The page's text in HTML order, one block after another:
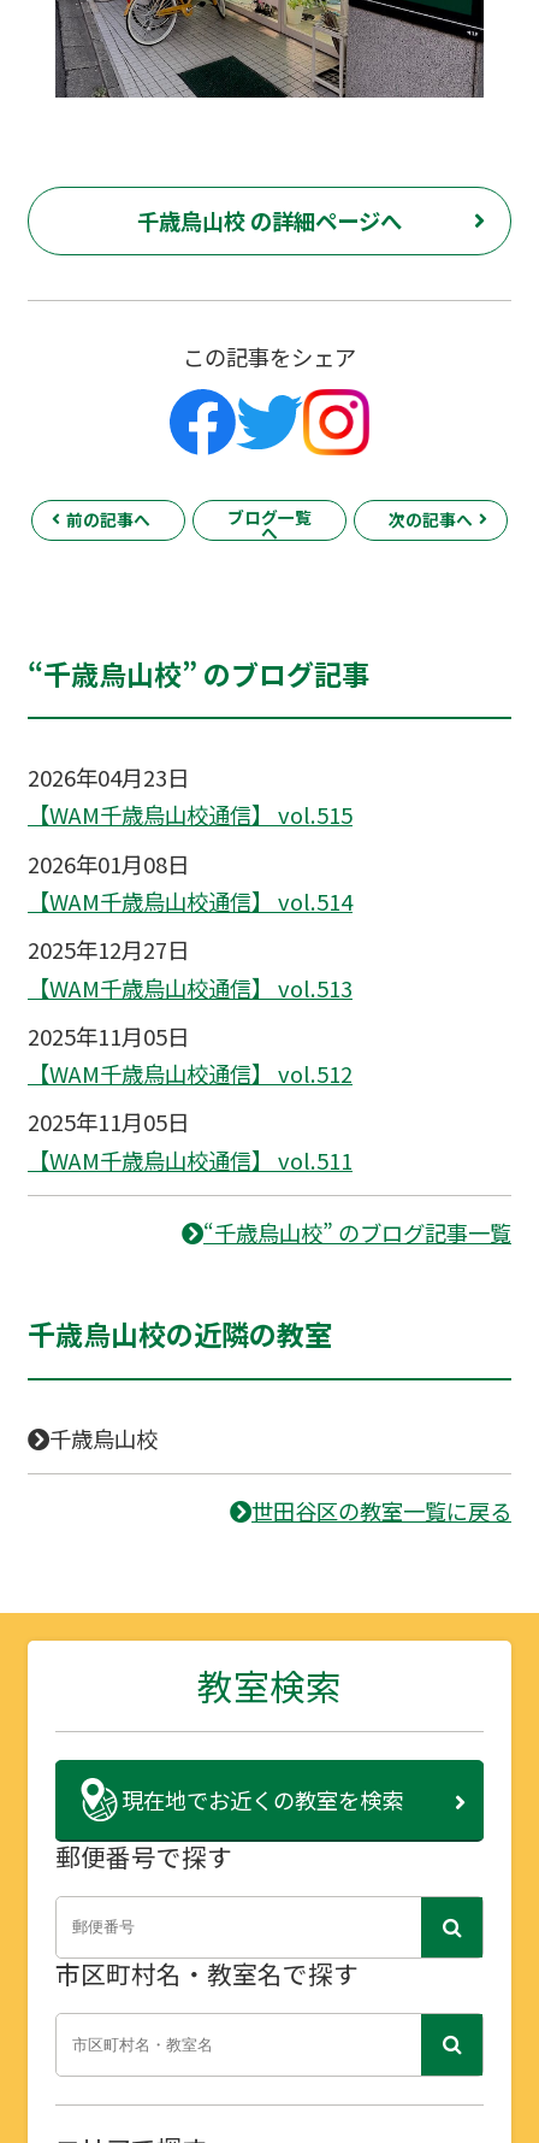
千歳烏山校 の詳細ページへ
この記事をシェア
前の記事へ ブログ一覧
へ
次の記事へ
“千歳烏山校” のブログ記事
2026年04月23日
【WAM千歳烏山校通信】 vol.515
2026年01月08日
【WAM千歳烏山校通信】 vol.514
2025年12月27日
【WAM千歳烏山校通信】 vol.513
2025年11月05日
【WAM千歳烏山校通信】 vol.512
2025年11月05日
【WAM千歳烏山校通信】 vol.511
“千歳烏山校” のブログ記事一覧
千歳烏山校の近隣の教室
千歳烏山校
世田谷区の教室一覧に戻る
教室検索
現在地でお近くの教室を検索
郵便番号で探す
市区町村名・教室名で探す